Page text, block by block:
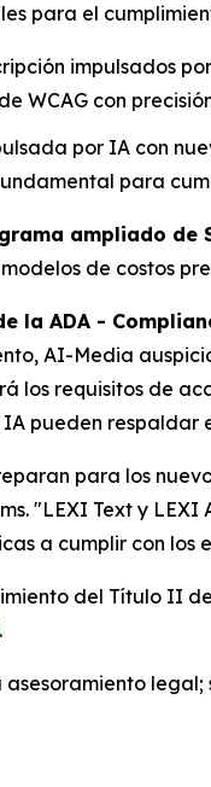
para el
impulsados
WCAG con
por IA con
para
ampliado de
de costos
la ADA -
AI-Media
los requisitos de
pueden respaldar
para los
"LEXI Text y
a cumplir con los
del Título II
.
legal;